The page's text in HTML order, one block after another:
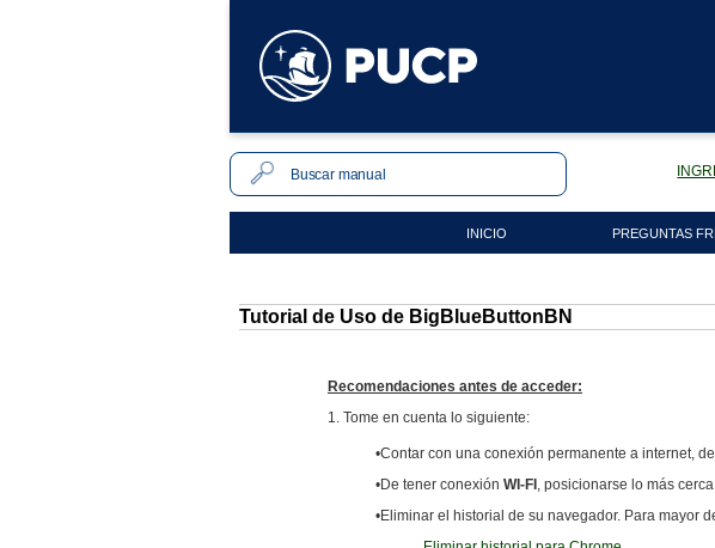
INICIO PREGUNTAS
Tutorial de Uso de BigBlueButtonBN
Recomendaciones antes de acceder:
1. Tome en cuenta lo siguiente:
•Contar con una conexión permanente a internet,
•De tener conexión WI-FI , posicionarse lo más
•Eliminar el historial de su navegador. Para mayor